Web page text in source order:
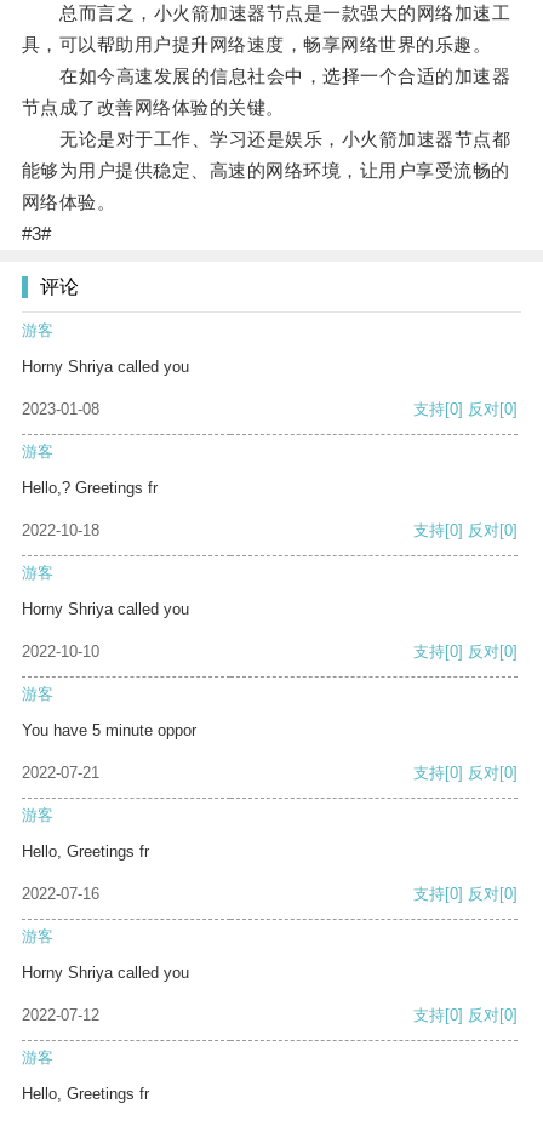
总而言之，小火箭加速器节点是一款强大的网络加速工
具，可以帮助用户提升网络速度，畅享网络世界的乐趣。
在如今高速发展的信息社会中，选择一个合适的加速器
节点成了改善网络体验的关键。
无论是对于工作、学习还是娱乐，小火箭加速器节点都
能够为用户提供稳定、高速的网络环境，让用户享受流畅的
网络体验。
#3#
评论
游客
Horny Shriya called you
2023-01-08 支持[0] 反对[0]
游客
Hello,? Greetings fr
2022-10-18 支持[0] 反对[0]
游客
Horny Shriya called you
2022-10-10 支持[0] 反对[0]
游客
You have 5 minute oppor
2022-07-21 支持[0] 反对[0]
游客
Hello, Greetings fr
2022-07-16 支持[0] 反对[0]
游客
Horny Shriya called you
2022-07-12 支持[0] 反对[0]
游客
Hello, Greetings fr